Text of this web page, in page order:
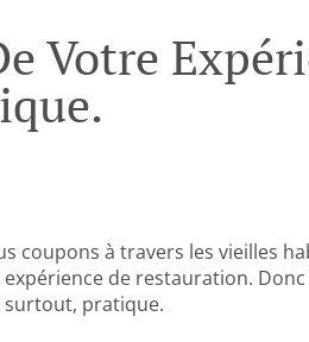
Votre
coupons à travers les vieilles
de restauration.
surtout, pratique.